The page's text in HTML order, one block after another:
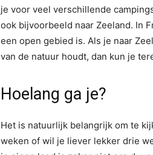
je voor veel verschillende
ook bijvoorbeeld naar Zeeland. In
een open gebied is. Als je naar
van de natuur houdt, dan kun je
Hoelang ga je?
Het is natuurlijk belangrijk om te
weken of wil je liever lekker drie